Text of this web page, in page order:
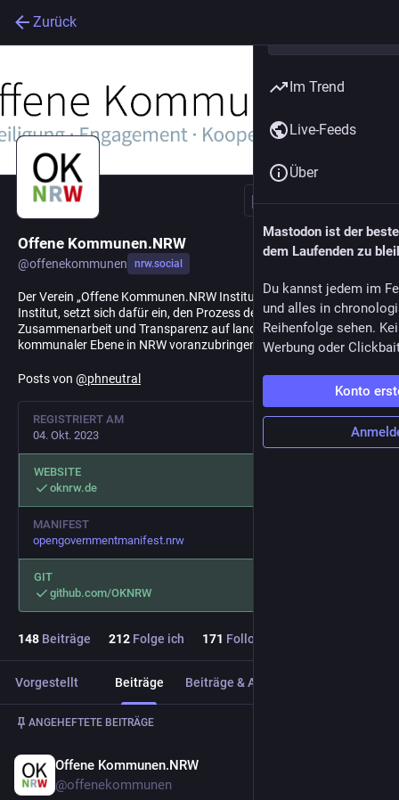
Zurück
Folgen
Offene Kommunen.NRW
@offenekommunen nrw.social
Der Verein „Offene Kommunen.NRW Institut e.V.“, kurz OKNRW
Institut, setzt sich dafür ein, den Prozess der Offenheit,
Zusammenarbeit und Transparenz auf landespolitischer und
kommunaler Ebene in NRW voranzubringen und zu gestalten.
Posts von @phneutral
REGISTRIERT AM
04. Okt. 2023
WEBSITE
oknrw.de
MANIFEST
opengovernmentmanifest.nrw
GIT
github.com/OKNRW
148 Beiträge 212 Folge ich 171 Follower
Vorgestellt Beiträge Beiträge & Antworten
ANGEHEFTETE BEITRÄGE
Offene Kommunen.NRW
@offenekommunen
Im Trend
Live-Feeds
Über
Mastodon ist der
dem Laufenden zu
Du kannst jedem im
und alles in
Reihenfolge sehen.
Werbung oder
Konto